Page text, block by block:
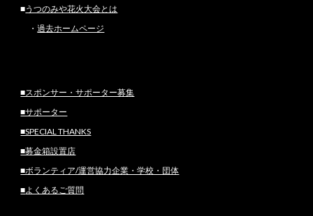
■うつのみや花火大会とは
・過去ホームページ
■スポンサー・サポーター募集
■サポーター
■SPECIAL THANKS
■募金箱設置店
■ボランティア/運営協力企業・学校・団体
■よくあるご質問